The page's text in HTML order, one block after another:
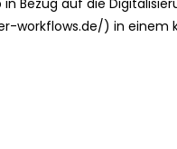
Bezug auf die
workflows.de/) in einem